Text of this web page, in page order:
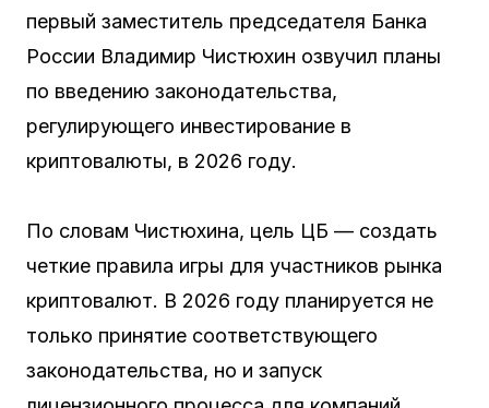
первый заместитель председателя Банка
России Владимир Чистюхин озвучил планы
по введению законодательства,
регулирующего инвестирование в
криптовалюты, в 2026 году.
По словам Чистюхина, цель ЦБ — создать
четкие правила игры для участников рынка
криптовалют. В 2026 году планируется не
только принятие соответствующего
законодательства, но и запуск